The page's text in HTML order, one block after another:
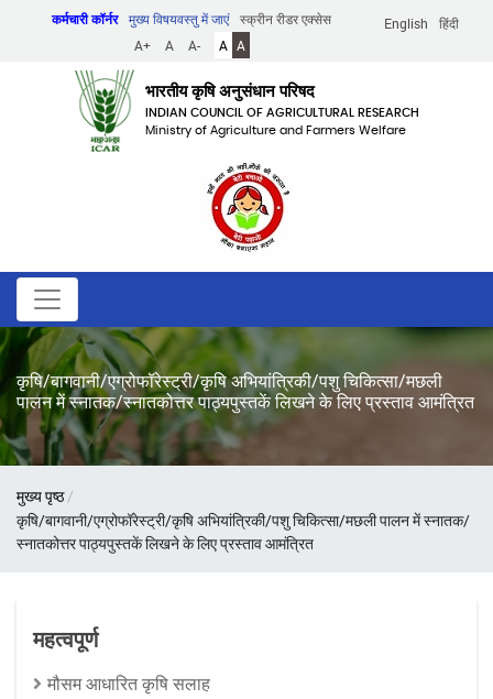
English हिंदी
कर्मचारी कॉर्नर मुख्य विषयवस्तु में जाएं
स्क्रीन रीडर एक्सेस
A+
A A- A A
भारतीय कृषि अनुसंधान परिषद
INDIAN COUNCIL OF AGRICULTURAL RESEARCH
Ministry of Agriculture and Farmers Welfare
कृषि/बागवानी/एग्रोफॉरेस्ट्री/कृषि अभियांत्रिकी/पशु चिकित्सा/मछली
पालन में स्नातक/स्नातकोत्तर पाठ्यपुस्तकें लिखने के लिए प्रस्ताव आमंत्रित
पग
चिन्ह
मुख्य पृष्ठ
कृषि/बागवानी/एग्रोफॉरेस्ट्री/कृषि अभियांत्रिकी/पशु चिकित्सा/मछली पालन में स्नातक/
स्नातकोत्तर पाठ्यपुस्तकें लिखने के लिए प्रस्ताव आमंत्रित
महत्वपूर्ण
मौसम आधारित कृषि सलाह